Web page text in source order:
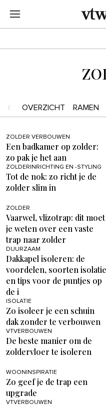
OVERZICHT RAMEN
ZOLDER VERBOUWEN
Een badkamer op zolder:
zo pak je het aan
ZOLDERINRICHTING EN -STYLING
Tot de nok: zo richt je de
zolder slim in
ZOLDER
Vaarwel, vlizotrap: dit moet
je weten over een vaste
trap naar zolder
DUURZAAM
Dakkapel isoleren: de
voordelen, soorten isolatie
en tips voor de puntjes op
de i
ISOLATIE
Zo isoleer je een schuin
dak zonder te verbouwen
VTVERBOUWEN
De beste manier om de
zoldervloer te isoleren
WOONINSPIRATIE
Zo geef je de trap een
upgrade
VTVERBOUWEN